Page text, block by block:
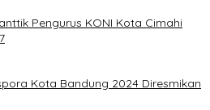
Pengurus KONI Kota Cimahi
Kota Bandung 2024 Diresmikan